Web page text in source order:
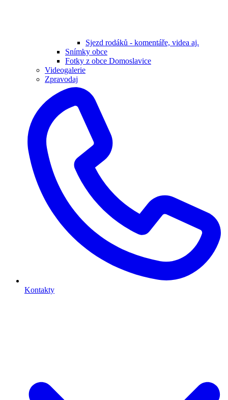
Sjezd rodáků - komentáře, videa aj.
Snímky obce
Fotky z obce Domoslavice
Videogalerie
Zpravodaj
Kontakty